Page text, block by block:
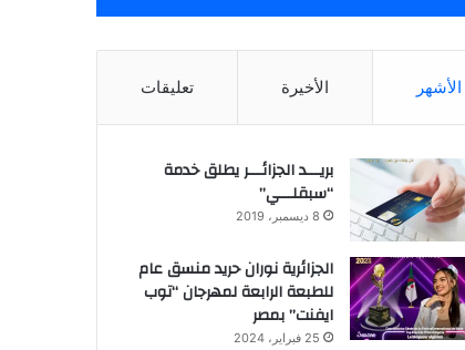
الأشهر الأخيرة تعليقات
بريـــد الجزائـــر يطلق خدمة
“سبقلـــي”
8 ديسمبر، 2019
الجزائرية نوران حريد منسق عام
للطبعة الرابعة لمهرجان “توب
ايفنت” بمصر
25 فبراير، 2024